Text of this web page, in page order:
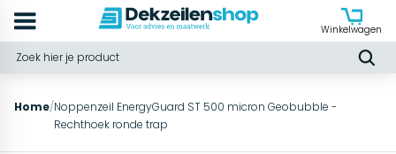
Winkelwagen
Home/Noppenzeil EnergyGuard ST 500 micron Geobubble -
Rechthoek ronde trap